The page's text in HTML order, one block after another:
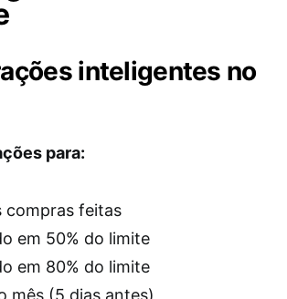
inteligentes no
para:
compras feitas
em 50% do limite
em 80% do limite